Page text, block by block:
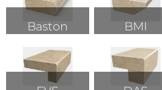
Baston BMI